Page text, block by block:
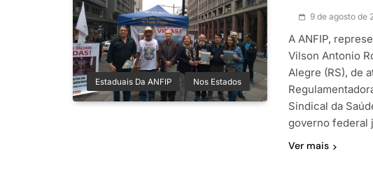
Estaduais Da ANFIP Nos Estados
9 de agosto de
A ANFIP,
Vilson Antonio
Alegre (RS), de
Sindical da
governo federal
Ver mais